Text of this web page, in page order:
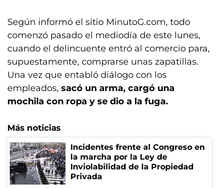
Según informó el sitio MinutoG.com, todo
comenzó pasado el mediodía de este lunes,
cuando el delincuente entró al comercio para,
supuestamente, comprarse unas zapatillas.
Una vez que entabló diálogo con los
empleados, sacó un arma, cargó una
mochila con ropa y se dio a la fuga.
Más noticias
Incidentes frente al Congreso en
la marcha por la Ley de
Inviolabilidad de la Propiedad
Privada